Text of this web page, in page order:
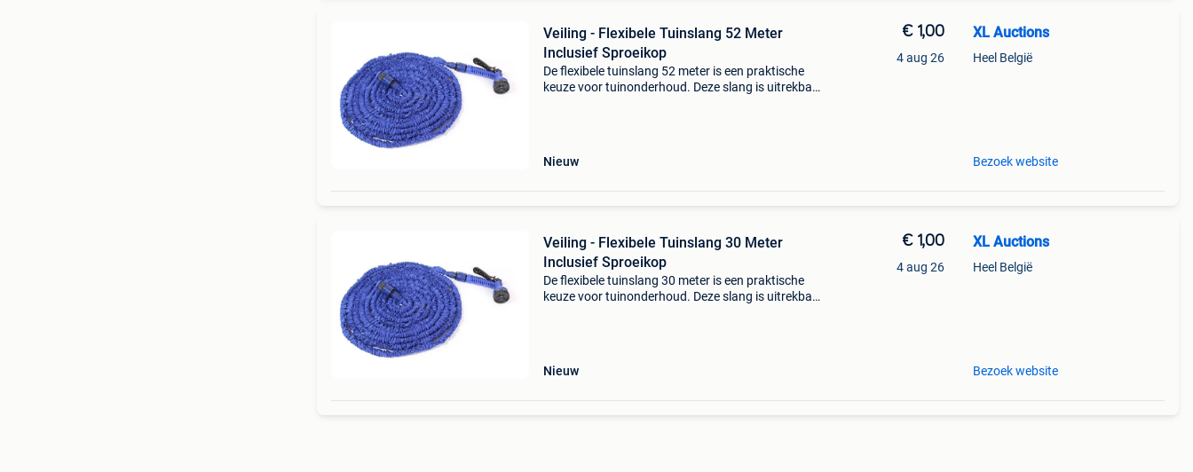
Veiling - Flexibele Tuinslang 52 Meter
Inclusief Sproeikop
De flexibele tuinslang 52 meter is een praktische
keuze voor tuinonderhoud. Deze slang is uitrekbaar
Nieuw
€ 1,00
4 aug 26
XL Auctions
Heel België
Bezoek website
Veiling - Flexibele Tuinslang 30 Meter
Inclusief Sproeikop
De flexibele tuinslang 30 meter is een praktische
keuze voor tuinonderhoud. Deze slang is uitrekbaar
Nieuw
€ 1,00
4 aug 26
XL Auctions
Heel België
Bezoek website